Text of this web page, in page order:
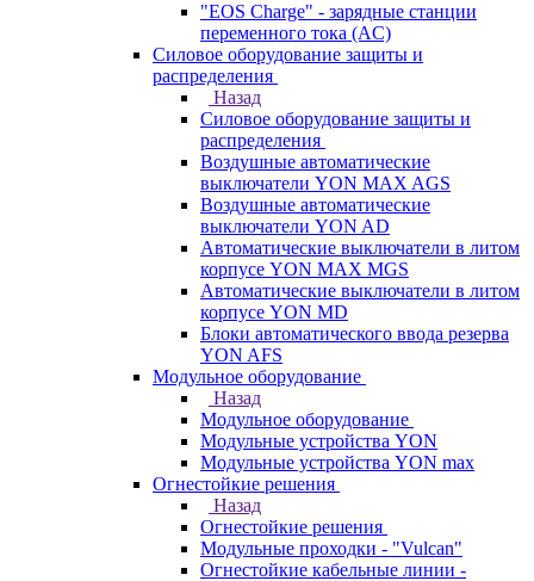
"EOS Charge" - зарядные станции
переменного тока (AC)
Силовое оборудование защиты и
распределения
Назад
Силовое оборудование защиты и
распределения
Воздушные автоматические
выключатели YON MAX AGS
Воздушные автоматические
выключатели YON AD
Автоматические выключатели в литом
корпусе YON MAX MGS
Автоматические выключатели в литом
корпусе YON MD
Блоки автоматического ввода резерва
YON AFS
Модульное оборудование
Назад
Модульное оборудование
Модульные устройства YON
Модульные устройства YON max
Огнестойкие решения
Назад
Огнестойкие решения
Модульные проходки - "Vulcan"
Огнестойкие кабельные линии -